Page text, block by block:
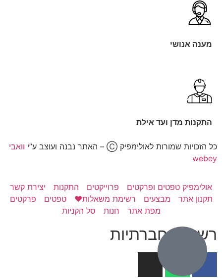
רשתות חברתיות
מענה אנושי
התקנות מדן ועד אילת
כל הזכויות שמורות לאולימפיק Ⓒ – האתר נבנה ועוצב ע”י
וואבי
webey
אולימפיק טפטים ופרקטים פרוייקטים התקנות
יצירת קשר
תקנון אתר
מבצעים רשימת משאלות❤️ טפטים
פרקטים
מפת אתר
חנות סל הקניות